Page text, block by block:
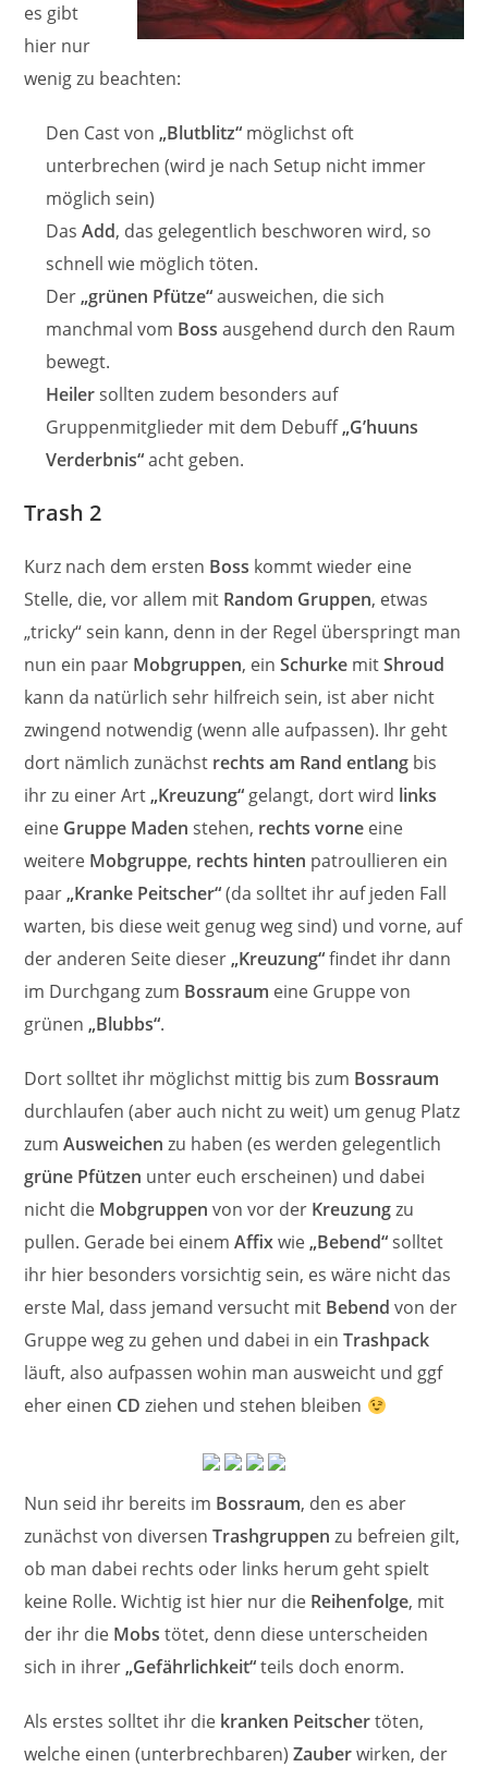
es gibt
hier nur
wenig zu beachten:
Den Cast von„Blutblitz“ möglichst oft
unterbrechen (wird je nach Setup nicht immer
möglich sein)
DasAdd, das gelegentlich beschworen wird, so
schnell wie möglich töten.
Der„grünen Pfütze“ausweichen, die sich
manchmal vom Bossausgehend durch den Raum
bewegt.
Heilersollten zudem besonders auf
Gruppenmitglieder mit dem Debuff„G’huuns
Verderbnis“acht geben.
Trash 2
Kurz nach dem ersten Boss kommt wieder eine
Stelle, die, vor allem mit Random Gruppen, etwas
„tricky“ sein kann, denn in der Regel überspringt man
nun ein paar Mobgruppen, einSchurke mitShroud
kann da natürlich sehr hilfreich sein, ist aber nicht
zwingend notwendig (wenn alle aufpassen). Ihr geht
dort nämlich zunächst rechts am Rand entlang bis
ihr zu einer Art„Kreuzung“ gelangt, dort wird links
eine Gruppe Maden stehen, rechts vorne eine
weitere Mobgruppe, rechts hinten patroullieren ein
paar„Kranke Peitscher“(da solltet ihr auf jeden Fall
warten, bis diese weit genug weg sind) und vorne, auf
der anderen Seite dieser„Kreuzung“findet ihr dann
im Durchgang zum Bossraum eine Gruppe von
grünen„Blubbs“.
Dort solltet ihr möglichst mittig bis zum Bossraum
durchlaufen (aber auch nicht zu weit) um genug Platz
zumAusweichenzu haben (es werden gelegentlich
grüne Pfützen unter euch erscheinen) und dabei
nicht die Mobgruppen von vor der Kreuzungzu
pullen. Gerade bei einemAffixwie„Bebend“solltet
ihr hier besonders vorsichtig sein, es wäre nicht das
erste Mal, dass jemand versucht mit Bebendvon der
Gruppe weg zu gehen und dabei in einTrashpack
läuft, also aufpassen wohin man ausweicht und ggf
eher einen CD ziehen und stehen bleiben
Nun seid ihr bereits im Bossraum, den es aber
zunächst von diversenTrashgruppenzu befreien gilt,
ob man dabei rechts oder links herum geht spielt
keine Rolle. Wichtig ist hier nur die Reihenfolge, mit
der ihr die Mobstötet, denn diese unterscheiden
sich in ihrer„Gefährlichkeit“teils doch enorm.
Als erstes solltet ihr die kranken Peitschertöten,
welche einen (unterbrechbaren)Zauberwirken, der